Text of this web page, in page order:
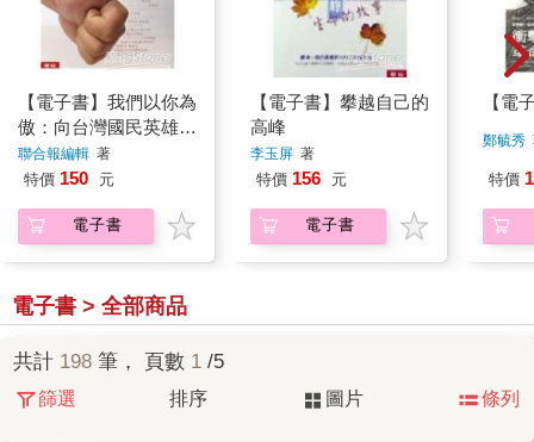
【電子書】我們以你為
傲：向台灣國民英雄致
敬
聯合報編輯 著
特價 150 元
電子書
【電子書】攀越自己的
高峰
李玉屏 著
特價 156 元
電子書
【電
鄭毓秀
特價
電子書 > 全部商品
共計 198 筆， 頁數 1 /5
篩選 排序 圖片 條列